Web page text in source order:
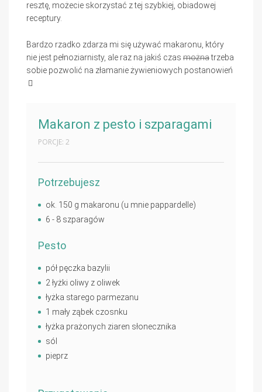
resztę, możecie skorzystać z tej szybkiej, obiadowej
receptury.
Bardzo rzadko zdarza mi się używać makaronu, który
nie jest pełnoziarnisty, ale raz na jakiś czas możnatrzeba
sobie pozwolić na złamanie żywieniowych postanowień
Makaron z pesto i szparagami
PORCJE: 2
Potrzebujesz
ok. 150 g makaronu (u mnie pappardelle)
6 - 8 szparagów
Pesto
pół pęczka bazylii
2 łyżki oliwy z oliwek
łyżka starego parmezanu
1 mały ząbek czosnku
łyżka prażonych ziaren słonecznika
sól
pieprz